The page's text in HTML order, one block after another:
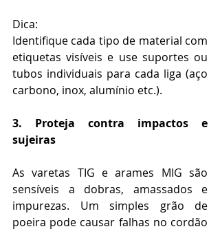
Dica:
Identifique cada tipo de material com
etiquetas visíveis e use suportes ou
tubos individuais para cada liga (aço
carbono, inox, alumínio etc.).
3. Proteja contra impactos e
sujeiras
As varetas TIG e arames MIG são
sensíveis a dobras, amassados e
impurezas. Um simples grão de
poeira pode causar falhas no cordão